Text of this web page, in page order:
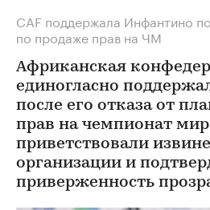
СAF поддержала Инфантино
по продаже прав на ЧМ
Африканская
единогласно
после его отказа от
прав на чемпионат
приветствовали
организации и
приверженность